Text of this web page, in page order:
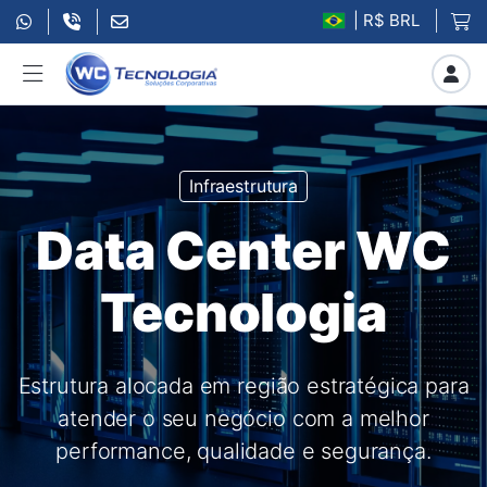
| R$ BRL
Infraestrutura
Data Center WC
Tecnologia
Estrutura alocada em região estratégica para
atender o seu negócio com a melhor
performance, qualidade e segurança.